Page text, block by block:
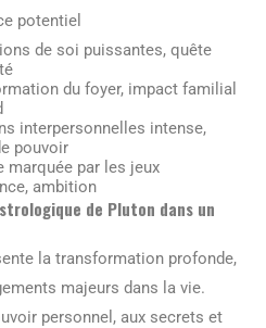
potentiel
de soi puissantes, quête
du foyer, impact familial
interpersonnelles intense,
pouvoir
marquée par les jeux
ambition
de Pluton dans un
la transformation profonde,
majeurs dans la vie.
personnel, aux secrets et